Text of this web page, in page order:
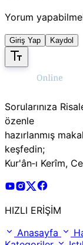
Yorum
Giriş Yap Kaydol
Sorularınıza
özenle
hazırlanmış
keşfedin;
Kur'ân‑ı Kerîm,
Risale Online
Risale Online
Risale
HIZLI ERİŞİM
Anasayfa